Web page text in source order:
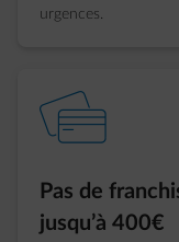
urgences.
element-credit-cards
Pas de
jusqu’à 400€